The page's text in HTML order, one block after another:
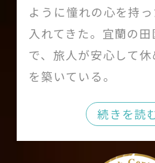
ように憧れの心を持
入れてきた。宜蘭の
で、旅人が安心して
を築いている。
続きを読